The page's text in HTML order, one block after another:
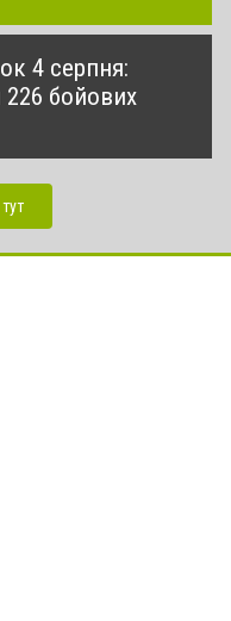
4 серпня:
226 бойових